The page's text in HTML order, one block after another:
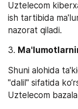
Uztelecom
ish tartibida
nazorat qiladi.
3.
Shuni alohida
"dalil" sifatida
Uztelecom